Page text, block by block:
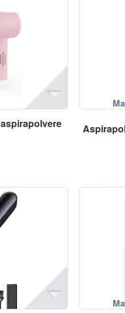
aspirapolvere